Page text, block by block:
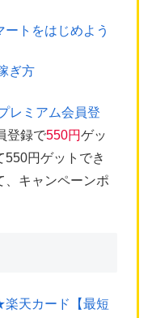
トをはじめよう
ぎ方
レミアム会員登
登録で550円ゲッ
550円ゲットでき
、キャンペーンポ
天カード【最短